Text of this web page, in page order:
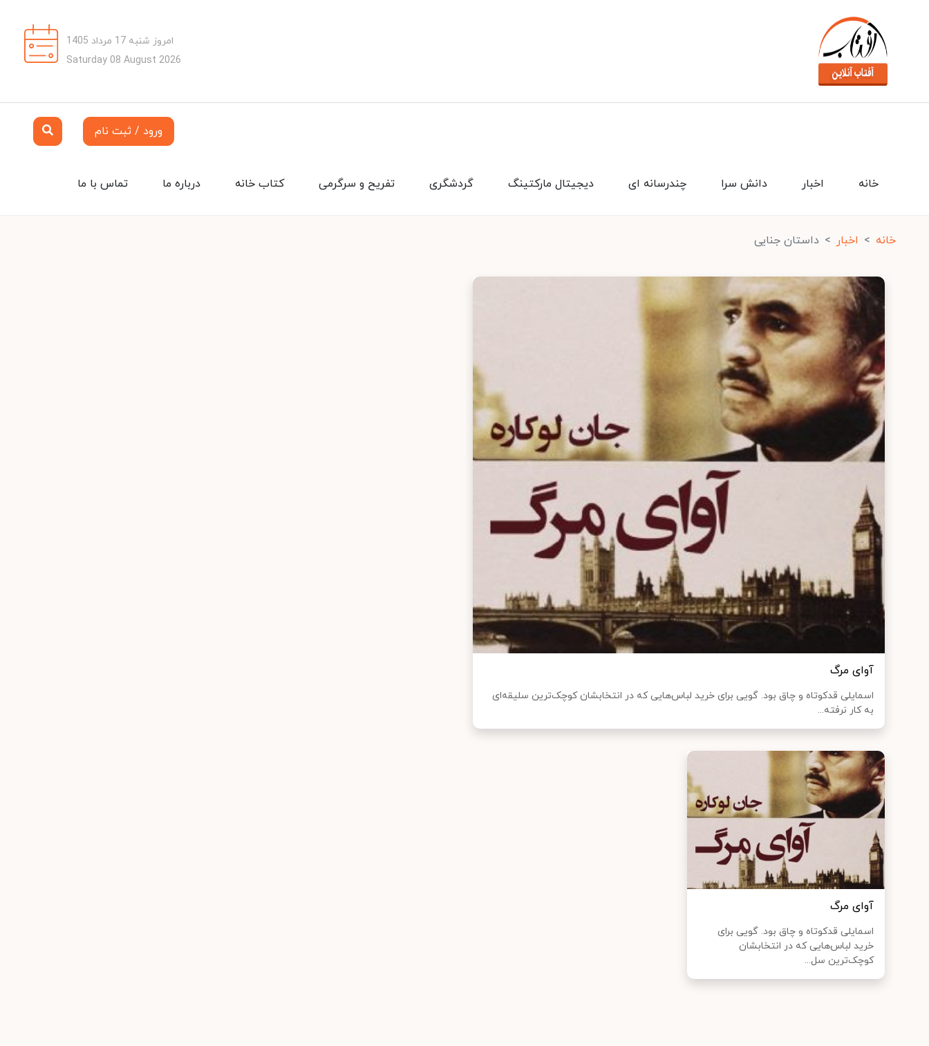
امروز شنبه 17 مرداد 1405
Saturday 08 August 2026
ورود / ثبت نام
تماس با ما درباره ما کتاب خانه تفریح و سرگرمی گردشگری دیجیتال مارکتینگ چندرسانه ای دانش سرا اخبار خانه
خانه اخبار داستان جنایی
آوای مرگ
اسمایلی قدکوتاه و چاق بود. گویی برای خرید لباس‌هایی که در انتخابشان کوچک‌ترین سلیقه‌ای
به کار نرفته...
آوای مرگ
اسمایلی قدکوتاه و چاق بود. گویی برای
خرید لباس‌هایی که در انتخابشان
کوچک‌ترین سل...